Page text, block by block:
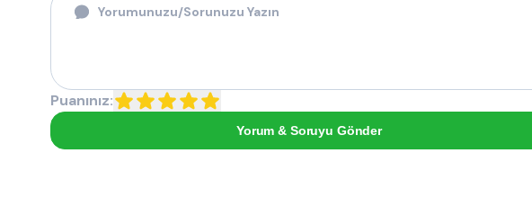
Puanınız:
Yorum & Soruyu Gönder